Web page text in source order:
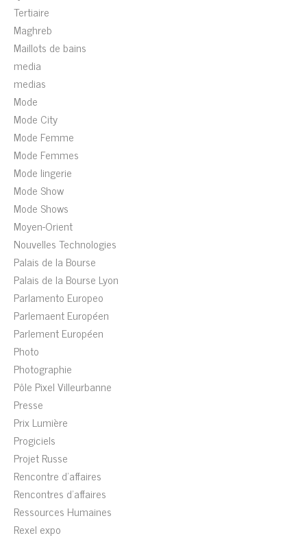
Tertiaire
Maghreb
Maillots de bains
media
medias
Mode
Mode City
Mode Femme
Mode Femmes
Mode lingerie
Mode Show
Mode Shows
Moyen-Orient
Nouvelles Technologies
Palais de la Bourse
Palais de la Bourse Lyon
Parlamento Europeo
Parlemaent Européen
Parlement Européen
Photo
Photographie
Pôle Pixel Villeurbanne
Presse
Prix Lumière
Progiciels
Projet Russe
Rencontre d'affaires
Rencontres d'affaires
Ressources Humaines
Rexel expo